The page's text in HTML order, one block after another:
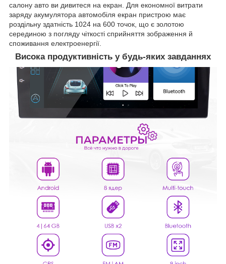
салону авто ви дивитеся на екран. Для економної витрати
заряду акумулятора автомобіля екран пристрою має
роздільну здатність 1024 на 600 точок, що є золотою
серединою з погляду чіткості сприйняття зображення й
споживання електроенергії.
Висока продуктивність у будь-яких завданнях